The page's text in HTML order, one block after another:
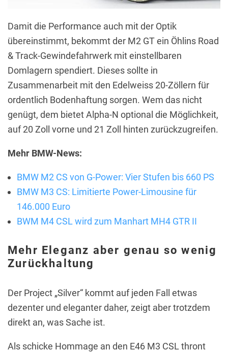
Damit die Performance auch mit der Optik
übereinstimmt, bekommt der M2 GT ein Öhlins Road
& Track-Gewindefahrwerk mit einstellbaren
Domlagern spendiert. Dieses sollte in
Zusammenarbeit mit den Edelweiss 20-Zöllern für
ordentlich Bodenhaftung sorgen. Wem das nicht
genügt, dem bietet Alpha-N optional die Möglichkeit,
auf 20 Zoll vorne und 21 Zoll hinten zurückzugreifen.
Mehr BMW-News:
BMW M2 CS von G-Power: Vier Stufen bis 660 PS
BMW M3 CS: Limitierte Power-Limousine für
146.000 Euro
BWM M4 CSL wird zum Manhart MH4 GTR II
Mehr Eleganz aber genau so wenig
Zurückhaltung
Der Project „Silver“ kommt auf jeden Fall etwas
dezenter und eleganter daher, zeigt aber trotzdem
direkt an, was Sache ist.
Als schicke Hommage an den E46 M3 CSL thront